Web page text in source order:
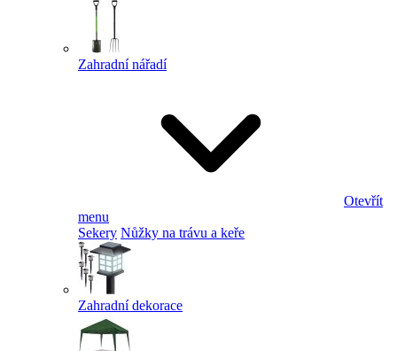
Zahradní nářadí
Otevřít
menu
Sekery Nůžky na trávu a keře
Zahradní dekorace